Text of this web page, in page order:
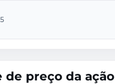
de preço da ação